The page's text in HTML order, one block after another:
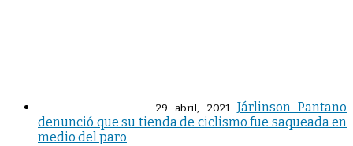
29 abril, 2021 Járlinson Pantano
denunció que su tienda de ciclismo fue saqueada en
medio del paro